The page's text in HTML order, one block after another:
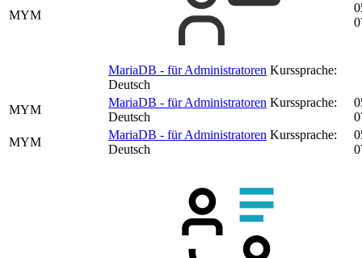
MYM
MariaDB - für Administratoren Kurssprache:
Deutsch
MYM
MariaDB - für Administratoren Kurssprache:
Deutsch
MYM
MariaDB - für Administratoren Kurssprache:
Deutsch